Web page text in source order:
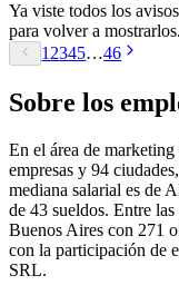
Ya viste todos los
para volver a mostrarlos.
1 2345…46
Sobre los
En el área de
empresas y 94
mediana salarial es de
de 43 sueldos. Entre
Buenos Aires con 271
con la participación de
SRL.